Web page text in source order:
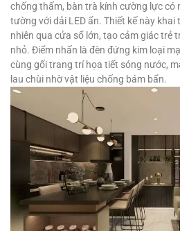
chống thấm, bàn trà kính cường lực có
tường với dải LED ẩn. Thiết kế này
nhiên qua cửa sổ lớn, tạo cảm giác trẻ
nhỏ. Điểm nhấn là đèn đứng kim loại
cùng gối trang trí họa tiết sóng nước,
lau chùi nhờ vật liệu chống bám bẩn.